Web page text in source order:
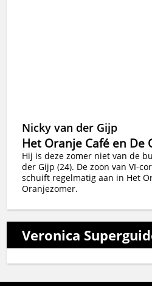
Nicky van der Gijp
Het Oranje Café en De
Hij is deze zomer niet van de
der Gijp (24). De zoon van VI-
schuift regelmatig aan in Het
Oranjezomer.
Veronica